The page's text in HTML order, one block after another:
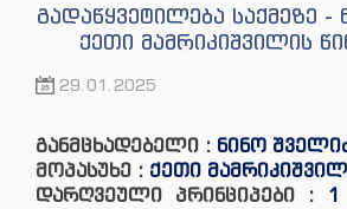
გადაწყვეტილება საქმეზე -
ქეთი მამრიკიშვილის
29.01.2025
განმცხადებელი : ნინო
მოპასუხე : ქეთი
დარღვეული პრინციპები : 1